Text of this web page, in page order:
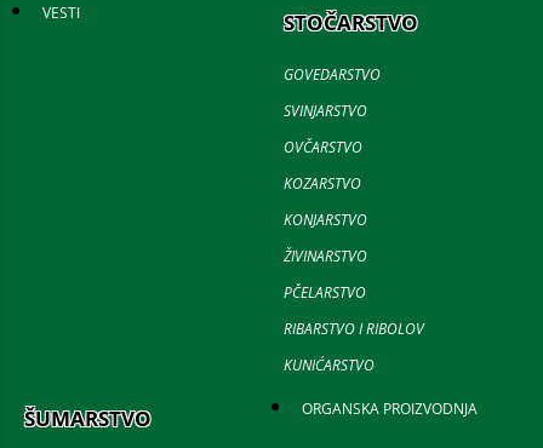
VESTI STOČARSTVO
GOVEDARSTVO
SVINJARSTVO
OVČARSTVO
KOZARSTVO
KONJARSTVO
ŽIVINARSTVO
PČELARSTVO
RIBARSTVO I RIBOLOV
KUNIĆARSTVO
ŠUMARSTVO ORGANSKA PROIZVODNJA